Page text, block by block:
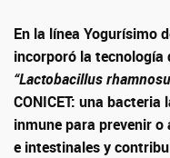
En la línea Yogurísimo
incorporó la tecnología
“Lactobacillus
CONICET: una
inmune para prevenir
e intestinales y